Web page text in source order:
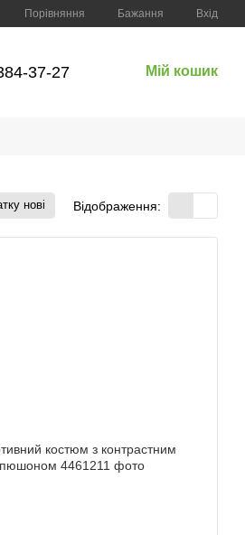
Порівняння Бажання Вхід
37-27 Мій кошик
нові Відображення: